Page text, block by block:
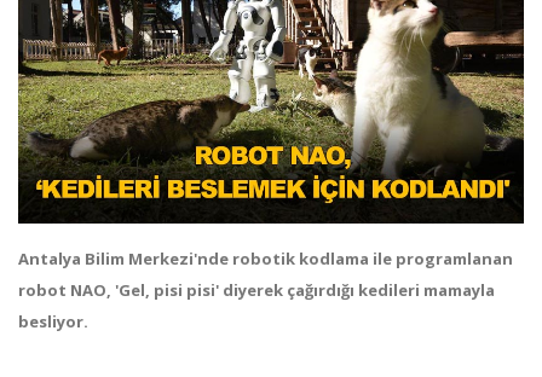
Antalya Bilim Merkezi'nde robotik kodlama ile programlanan
robot NAO, 'Gel, pisi pisi' diyerek çağırdığı kedileri mamayla
besliyor.